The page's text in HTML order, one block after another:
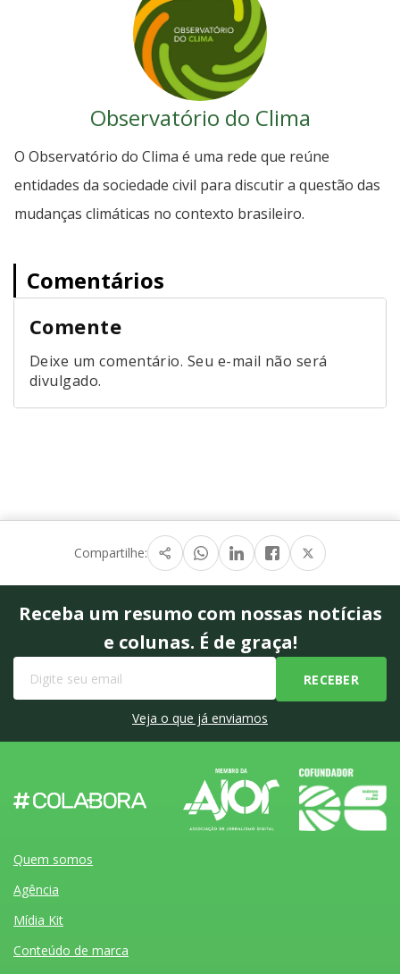
Observatório do Clima
O Observatório do Clima é uma rede que reúne
entidades da sociedade civil para discutir a questão das
mudanças climáticas no contexto brasileiro.
Comentários
Comente
Deixe um comentário. Seu e-mail não será
divulgado.
Compartilhe:
Receba um resumo com nossas notícias
e colunas. É de graça!
Veja o que já enviamos
Quem somos
Agência
Mídia Kit
Conteúdo de marca